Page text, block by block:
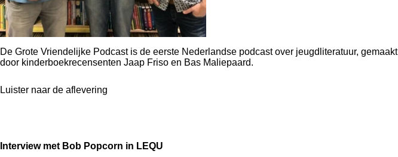
De Grote Vriendelijke Podcastis de eerste Nederlandse podcast over jeugdliteratuur, gemaakt
door kinderboekrecensenten Jaap Friso en Bas Maliepaard.
Luister naar de aflevering
Interview met Bob Popcorn in LEQU